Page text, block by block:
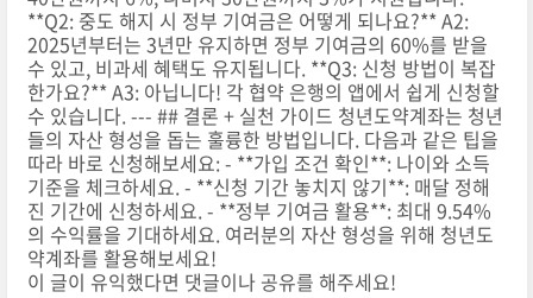
**Q2: 중도 해지 시 정부 기여금은 어떻게 되나요?** A2:
2025년부터는 3년만 유지하면 정부 기여금의 60%를 받을
수 있고, 비과세 혜택도 유지됩니다. **Q3: 신청 방법이 복잡
한가요?** A3: 아닙니다! 각 협약 은행의 앱에서 쉽게 신청할
수 있습니다. --- ## 결론 + 실천 가이드 청년도약계좌는 청년
들의 자산 형성을 돕는 훌륭한 방법입니다. 다음과 같은 팁을
따라 바로 신청해보세요: - **가입 조건 확인**: 나이와 소득
기준을 체크하세요. - **신청 기간 놓치지 않기**: 매달 정해
진 기간에 신청하세요. - **정부 기여금 활용**: 최대 9.54%
의 수익률을 기대하세요. 여러분의 자산 형성을 위해 청년도
약계좌를 활용해보세요!
이 글이 유익했다면 댓글이나 공유를 해주세요!